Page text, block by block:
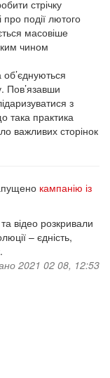
стрічку
події лютого
масовіше
чином
Пов’язавши
з
така практика
важливих сторінок
кампанію із
відео розкривали
– єдність,
2021 02 08, 12:53